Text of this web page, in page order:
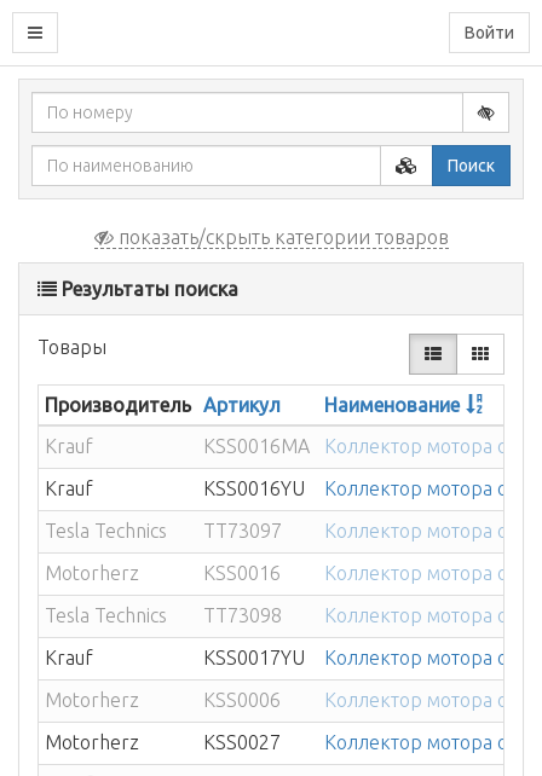
Войти
Поиск
показать/скрыть категории товаров
Результаты поиска
Товары
Производитель Артикул
Наименование
Krauf
KSS0016MA
Коллектор мотора
Krauf
KSS0016YU
Коллектор мотора
Tesla Technics
TT73097
Коллектор мотора
Motorherz
KSS0016
Коллектор мотора
Tesla Technics
TT73098
Коллектор мотора
Krauf
KSS0017YU
Коллектор мотора
Motorherz
KSS0006
Коллектор мотора
Motorherz
KSS0027
Коллектор мотора